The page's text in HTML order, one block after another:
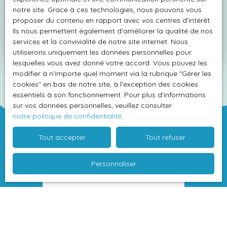
Adresse de votre bien
Estimer mon bien
notre site. Grace à ces technologies, nous pouvons vous
proposer du contenu en rapport avec vos centres d'intérêt.
Ils nous permettent également d'améliorer la qualité de nos
services et la convivialité de notre site internet. Nous
utiliserons uniquement les données personnelles pour
lesquelles vous avez donné votre accord. Vous pouvez les
modifier à n'importe quel moment via la rubrique ″Gérer les
cookies″ en bas de notre site, à l'exception des cookies
essentiels à son fonctionnement. Pour plus d'informations
sur vos données personnelles, veuillez consulter
notre politique de confidentialité.
Tout accepter Tout refuser
Personnaliser